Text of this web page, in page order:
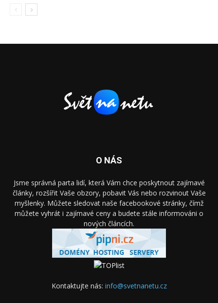
O NÁS
Jsme správná parta lidí, která Vám chce poskytnout zajímavé
články, rozšířit Vaše obzory, pobavit Vás nebo rozvinout Vaše
myšlenky. Můžete sledovat naše facebookové stránky, čímž
můžete vyhrát i zajímavé ceny a budete stále informováni o
nových článcích.
Kontaktujte nás: info@svetnanetu.cz